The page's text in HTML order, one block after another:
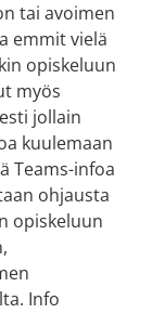
tai avoimen
emmit vielä
opiskeluun
myös
jollain
kuulemaan
Teams-infoa
ohjausta
opiskeluun
Info